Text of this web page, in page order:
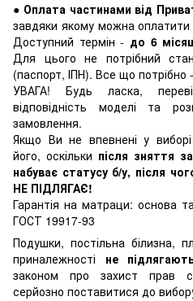
● Оплата частинами від
завдяки якому можна оплатити
Доступний термін - до 6
Для цього не потрібний
(паспорт, ІПН). Все що потрібно
УВАГА! Будь ласка,
відповідність моделі та
замовлення.
Якщо Ви не впевнені у
його, оскільки після зняття
набуває статусу б/у, після
НЕ ПІДЛЯГАЄ!
Гарантія на матраци: основа
ГОСТ 19917-93
Подушки, постільна білизна,
приналежності не
законом про захист прав
серйозно поставитися до